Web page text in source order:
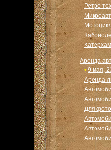
Ретро
Катерхам
Аренда
• 9 мая,
Аренда
Для